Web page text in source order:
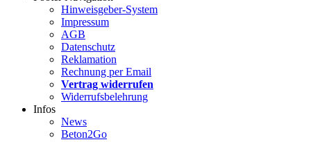
Hinweisgeber-System
Impressum
AGB
Datenschutz
Reklamation
Rechnung per Email
Vertrag widerrufen
Widerrufsbelehrung
Infos
News
Beton2Go